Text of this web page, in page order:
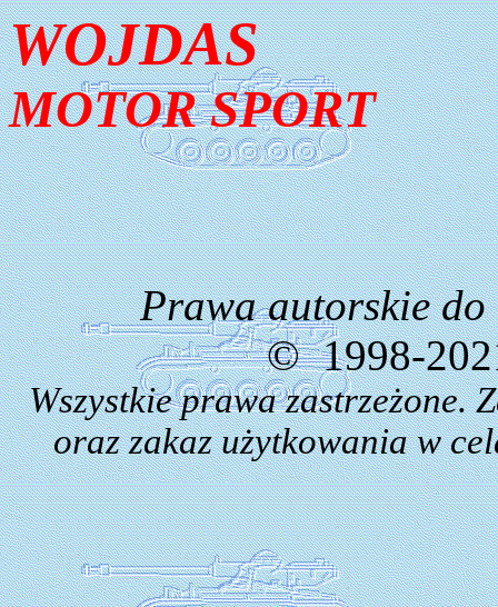
WOJDAS
MOTOR SPORT
Prawa autorskie
©1998-
Wszystkie prawa zastrzeżone.
oraz zakaz użytkowania w